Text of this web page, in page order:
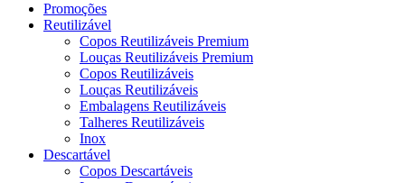
Promoções
Reutilizável
Copos Reutilizáveis Premium
Louças Reutilizáveis Premium
Copos Reutilizáveis
Louças Reutilizáveis
Embalagens Reutilizáveis
Talheres Reutilizáveis
Inox
Descartável
Copos Descartáveis